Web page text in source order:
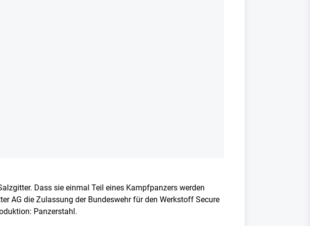
Dass sie einmal Teil eines Kampfpanzers werden
AG die Zulassung der Bundeswehr für den Werkstoff Secure
Panzerstahl.